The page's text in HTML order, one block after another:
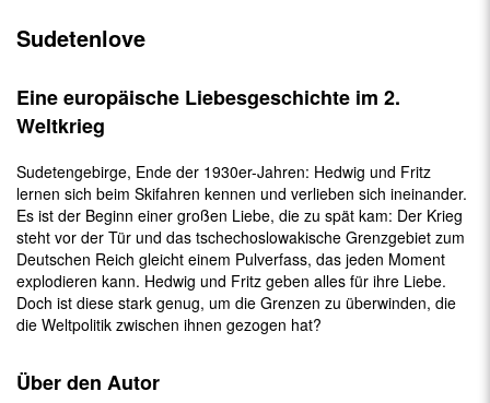
Sudetenlove
Eine europäische Liebesgeschichte im 2.
Weltkrieg
Sudetengebirge, Ende der 1930er-Jahren: Hedwig und Fritz
lernen sich beim Skifahren kennen und verlieben sich ineinander.
Es ist der Beginn einer großen Liebe, die zu spät kam: Der Krieg
steht vor der Tür und das tschechoslowakische Grenzgebiet zum
Deutschen Reich gleicht einem Pulverfass, das jeden Moment
explodieren kann. Hedwig und Fritz geben alles für ihre Liebe.
Doch ist diese stark genug, um die Grenzen zu überwinden, die
die Weltpolitik zwischen ihnen gezogen hat?
Über den Autor